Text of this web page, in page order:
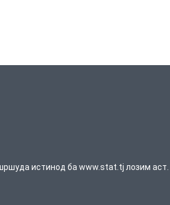
истинод ба www.stat.tj лозим аст.